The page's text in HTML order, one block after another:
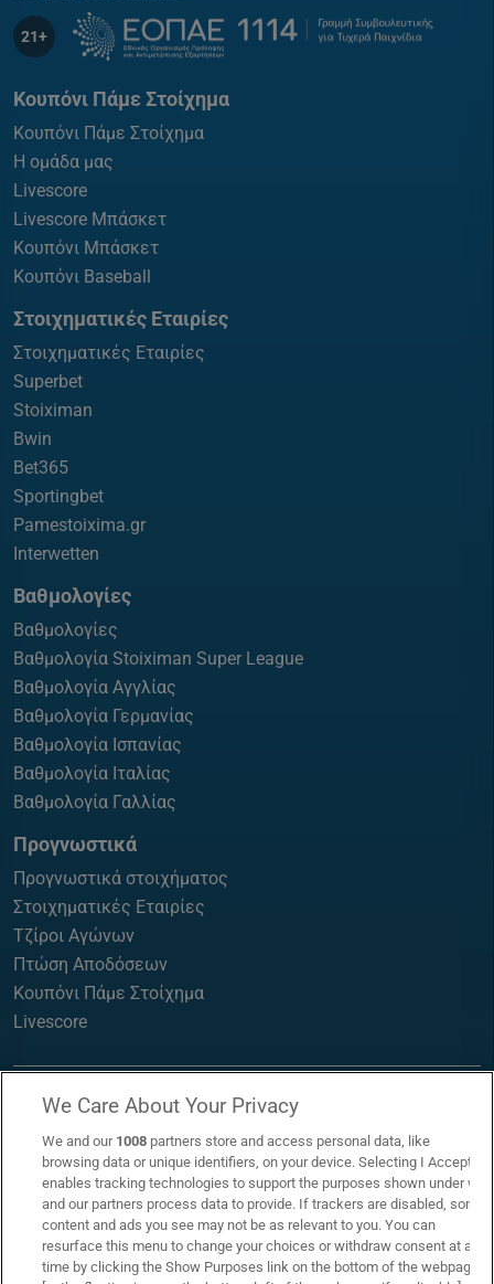
21+
Κουπόνι Πάμε Στοίχημα
Κουπόνι Πάμε Στοίχημα
Η ομάδα μας
Livescore
Livescore Μπάσκετ
Κουπόνι Μπάσκετ
Κουπόνι Baseball
Στοιχηματικές Εταιρίες
Στοιχηματικές Εταιρίες
Superbet
Stoiximan
Bwin
Bet365
Sportingbet
Pamestoixima.gr
Interwetten
Βαθμολογίες
Βαθμολογίες
Βαθμολογία Stoiximan Super League
Βαθμολογία Αγγλίας
Βαθμολογία Γερμανίας
Βαθμολογία Ισπανίας
Βαθμολογία Ιταλίας
Βαθμολογία Γαλλίας
Προγνωστικά
Προγνωστικά στοιχήματος
Στοιχηματικές Εταιρίες
Τζίροι Αγώνων
Πτώση Αποδόσεων
Κουπόνι Πάμε Στοίχημα
Livescore
We Care About Your Privacy
We and our 1008 partners store and access personal data, like
browsing data or unique identifiers, on your device. Selecting I Accept
enables tracking technologies to support the purposes shown under we
and our partners process data to provide. If trackers are disabled, some
content and ads you see may not be as relevant to you. You can
resurface this menu to change your choices or withdraw consent at any
time by clicking the Show Purposes link on the bottom of the webpage